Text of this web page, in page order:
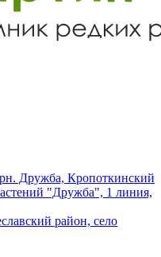
Дружба, Кропоткинский
"Дружба", 1 линия,
район, село